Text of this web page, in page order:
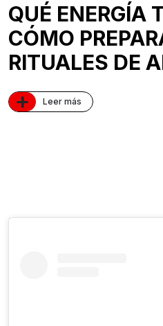
QUÉ ENERGÍA
CÓMO
RITUALES DE
+ Leer más